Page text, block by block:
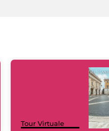
Tour Virtuale